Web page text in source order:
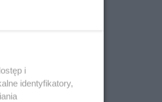
i
identyfikatory,